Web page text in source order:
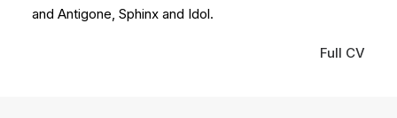
and Antigone, Sphinx and Idol.
Full CV